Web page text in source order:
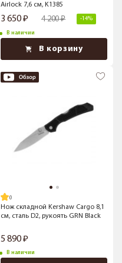
Airlock 7,6 см, K1385
3 650 4 200 -14%
В наличии
В корзину
Нож складной Kershaw Cargo 8,1
см, сталь D2, рукоять GRN Black
5 890
В наличии